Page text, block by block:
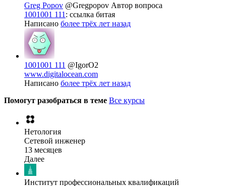
Greg Popov @Gregpopov Автор вопроса
1001001 111 : ссылка битая
Написано более трёх лет назад
1001001 111 @IgorO2
www.digitalocean.com
Написано более трёх лет назад
Помогут разобраться в теме Все курсы
Нетология
Сетевой инженер
13 месяцев
Далее
Институт профессиональных квалификаций